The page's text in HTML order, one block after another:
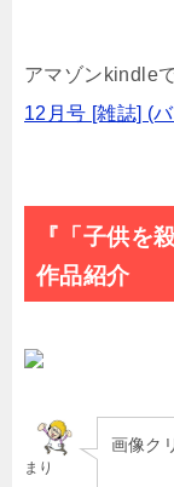
アマゾンkindle
12月号 [雑誌] (
『「子供を
作品紹介
まり
画像ク